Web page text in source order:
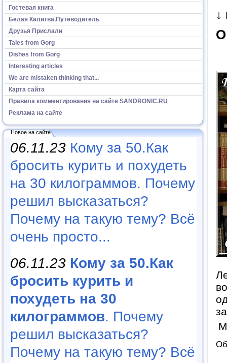
Гостевая книга
Белая Калитва.Путеводитель
Друзья Прислали
Tales from Gorg
Dishes from Gorg
Interesting articles
We are mistaken thinking that...
Карта сайта
Правила комментирования на сайте SANDRONIC.RU
Реклама на сайте
Новое на сайте
06.11.23 Кому за 50.Как
бросить курить и похудеть
на 30 килограммов. Почему
решил высказаться?
Почему на такую тему? Всё
очень просто...
06.11.23 Кому за 50.Как
бросить курить и
похудеть на 30
килограммов. Почему
решил высказаться?
Почему на такую тему? Всё
О